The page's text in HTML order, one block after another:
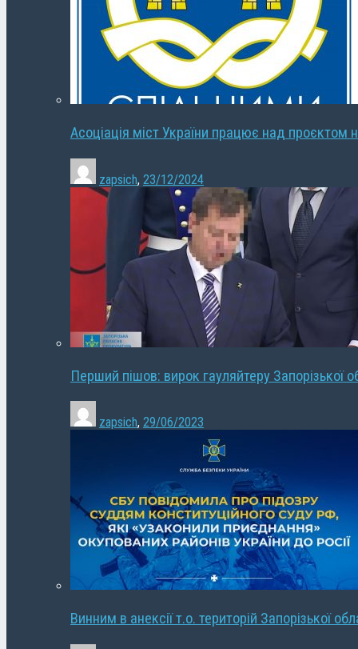
Асоціація міст України працює над проєктом
zapsich, 23/12/2024
Перший пішов: вирок гауляйтеру Запорізької
zapsich, 29/06/2023
Винним в анексії т.о. територій Запорізької